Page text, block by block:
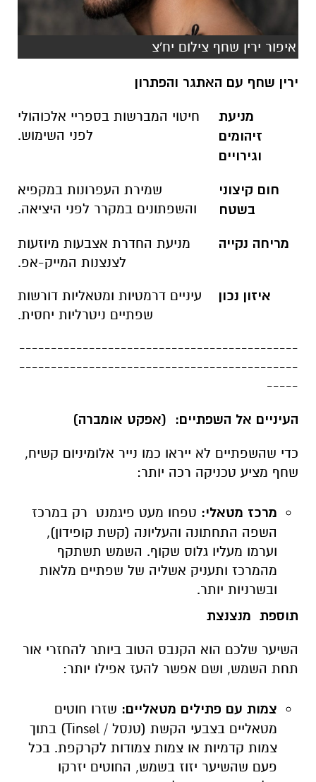
איפור ירין שחף צילום יח'צ
ירין שחף עם האתגר והפתרון
מניעת
זיהומים
וגירויים
חיטוי המברשות בספריי אלכוהולי
לפני השימוש.
חום קיצוני
בשטח
שמירת העפרונות במקפיא
והשפתונים במקרר לפני היציאה.
מריחה נקייה
מניעת החדרת אצבעות מיוזעות
לצנצנות המייק-אפ.
איזון נכון
עיניים דרמטיות ומטאליות דורשות
שפתיים ניטרליות יחסית.
--------------------------------------------
--------------------------------------------
-----
העיניים אל השפתיים: (אפקט אומברה)
כדי שהשפתיים לא ייראו כמו נייר אלומיניום קשיח,
שחף מציע טכניקה רכה יותר:
מרכז מטאלי: טפחו מעט פיגמנט רק במרכז
השפה התחתונה והעליונה (קשת קופידון),
וערמו מעליו גלוס שקוף. השמש תשתקף
מהמרכז ותעניק אשליה של שפתיים מלאות
ובשרניות יותר.
תוספת מנצנצת
השיער שלכם הוא הקנבס הטוב ביותר להחזרי אור
תחת השמש, ושם אפשר להעז אפילו יותר:
צמות עם פתילים מטאליים: שזרו חוטים
מטאליים בצבעי הקשת (טנסל / Tinsel) בתוך
צמות קדמיות או צמות צמודות לקרקפת. בכל
פעם שהשיער יזוז בשמש, החוטים יזרקו